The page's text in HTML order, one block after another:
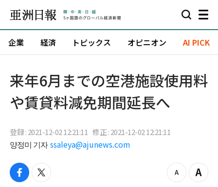
企業 経済 トピックス オピニオン AI PICK
来年6月までの空港施設使用料
や賃貸料減免期間延長へ
登録 : 2021-12-02 12:21:11 修正 : 2021-12-02 12:21:11
양정미 기자 ssaleya@ajunews.com
f
t
z
Z